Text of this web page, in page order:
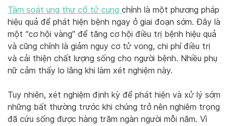
Tầm soát ung thư cổ tử cung chính là một phương pháp
hiệu quả để phát hiện bệnh ngay ở giai đoạn sớm. Đây là
một “cơ hội vàng” để tăng cơ hội điều trị bệnh hiệu quả
và cũng chính là giảm nguy cơ tử vong, chi phí điều trị
và cải thiện chất lượng sống cho người bệnh. Nhiều phụ
nữ cảm thấy lo lắng khi làm xét nghiệm này.
Tuy nhiên, xét nghiệm định kỳ để phát hiện và xử lý sớm
những bất thường trước khi chúng trở nên nghiêm trọng
đã cứu sống được hàng trăm ngàn người mỗi năm. Vì